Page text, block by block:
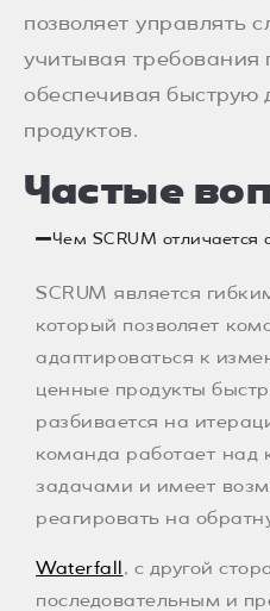
позволяет управлять
учитывая требования
обеспечивая быструю
продуктов.
Частые
Чем SCRUM отличается
SCRUM является
который позволяет
адаптироваться к
ценные продукты
разбивается на
команда работает над
задачами и имеет
реагировать на
Waterfall, с другой
последовательным и